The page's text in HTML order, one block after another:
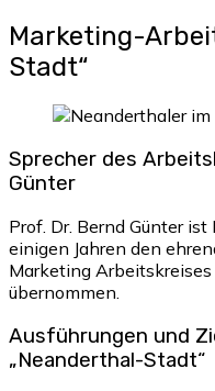
Marketing-
Stadt“
Sprecher des
Günter
Prof. Dr. Bernd Günter
einigen Jahren den
Marketing
übernommen.
Ausführungen und
„Neanderthal-Stadt“